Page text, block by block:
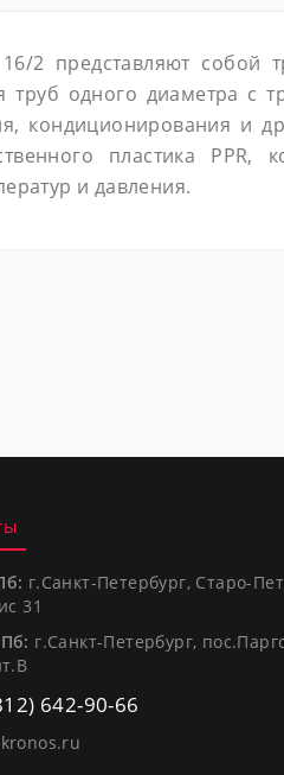
2 представляют собой
труб одного диаметра с
кондиционирования и
пластика PPR,
и давления.
г.Санкт-Петербург, Старо-
31
г.Санкт-Петербург,
642-90-66